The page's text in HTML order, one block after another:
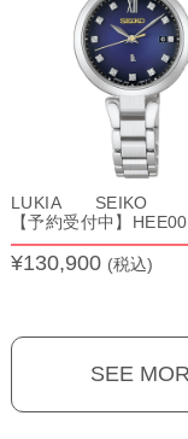
LUKIA SEIKO
【予約受付中】
¥130,900 (税込)
SEE